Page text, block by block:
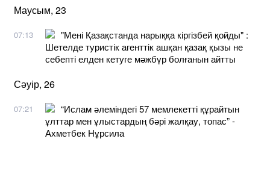
Маусым, 23
07:13
"Мені Қазақстанда нарыққа кіргізбей қойды" :
Шетелде туристік агенттік ашқан қазақ қызы не
себепті елден кетуге мәжбүр болғанын айтты
Сәуір, 26
07:21
“Ислам әлеміндегі 57 мемлекетті құрайтын
ұлттар мен ұлыстардың бәрі жалқау, топас” -
Ахметбек Нұрсила